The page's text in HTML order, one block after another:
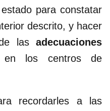
para constatar
descrito, y hacer
las adecuaciones
en los centros de
recordarles a las